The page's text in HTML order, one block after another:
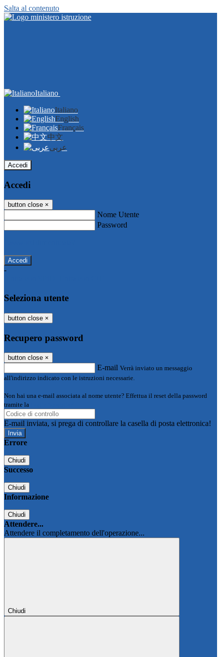
Salta al contenuto
Italiano
Italiano
English
Français
中文
عربى
Accedi
Accedi
button close ×
Nome Utente
Password
-
Seleziona utente
button close ×
Recupero password
button close ×
E-mail Verrà inviato un messaggio
all'indirizzo indicato con le istruzioni necessarie.
Non hai una e-mail associata al nome utente? Effettua il reset della password
tramite la
E-mail inviata, si prega di controllare la casella di posta elettronica!
Errore
Chiudi
Successo
Chiudi
Informazione
Chiudi
Attendere...
Attendere il completamento dell'operazione...
Chiudi